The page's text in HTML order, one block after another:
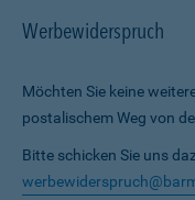
Werbewiderspruch
Möchten Sie keine
postalischem Weg von
Bitte schicken Sie uns